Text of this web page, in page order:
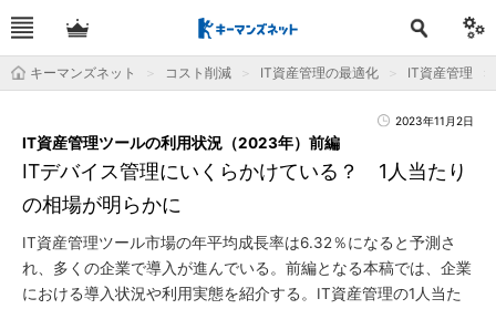
キーマンズネット コスト削減 IT資産管理の最適化 IT資産管理
2023年11月2日
ITデバイス管理にいくらかけている？ 1人当たり
の相場が明らかに
IT資産管理ツールの利用状況（2023年）前編
IT資産管理ツール市場の年平均成長率は6.32％になると予測さ
れ、多くの企業で導入が進んでいる。前編となる本稿では、企業
における導入状況や利用実態を紹介する。IT資産管理の1人当た